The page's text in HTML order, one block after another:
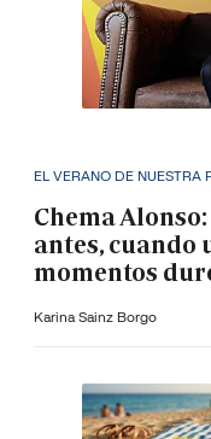
EL VERANO DE NUESTRA
Chema
antes, cuando
momentos
Karina Sainz Borgo